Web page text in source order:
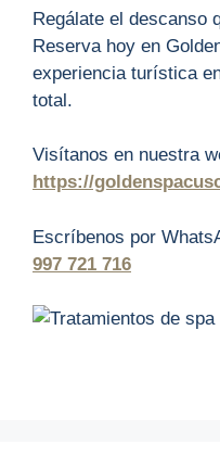
Regálate el descanso
Reserva hoy en
experiencia turística
total.
Visítanos en nuestra
https://
Escríbenos por
997 721 716